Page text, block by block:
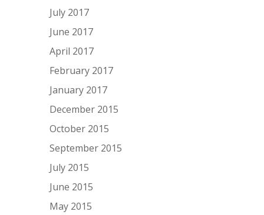
July 2017
June 2017
April 2017
February 2017
January 2017
December 2015
October 2015
September 2015
July 2015
June 2015
May 2015